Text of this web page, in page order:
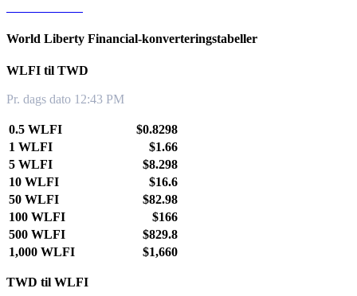
World Liberty Financial-konverteringstabeller
WLFI til TWD
Pr. dags dato 12:43 PM
0.5 WLFI
$0.8298
1 WLFI
$1.66
5 WLFI
$8.298
10 WLFI
$16.6
50 WLFI
$82.98
100 WLFI
$166
500 WLFI
$829.8
1,000 WLFI
$1,660
TWD til WLFI